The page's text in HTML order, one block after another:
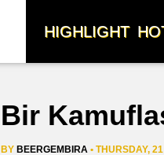
HIGHLIGHT
Bir
BY BEERGEMBIRA • THURSDAY,